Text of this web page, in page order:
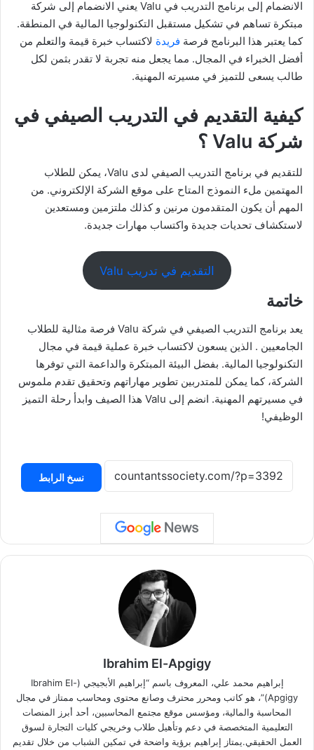
الانضمام إلى برنامج التدريب في Valu يعني الانضمام إلى شركة
مبتكرة تساهم في تشكيل مستقبل التكنولوجيا المالية في المنطقة.
كما يعتبر هذا البرنامج فرصة فريدة لاكتساب خبرة قيمة والتعلم من
أفضل الخبراء في المجال. مما يجعل منه تجربة لا تقدر بثمن لكل
طالب يسعى للتميز في مسيرته المهنية.
كيفية التقديم في التدريب الصيفي في
شركة Valu ؟
للتقديم في برنامج التدريب الصيفي لدى Valu، يمكن للطلاب
المهتمين ملء النموذج المتاح على موقع الشركة الإلكتروني. من
المهم أن يكون المتقدمون مرنين و كذلك ملتزمين ومستعدين
لاستكشاف تحديات جديدة واكتساب مهارات جديدة.
التقديم في تدريب Valu
خاتمة
يعد برنامج التدريب الصيفي في شركة Valu فرصة مثالية للطلاب
الجامعيين . الذين يسعون لاكتساب خبرة عملية قيمة في مجال
التكنولوجيا المالية. بفضل البيئة المبتكرة والداعمة التي توفرها
الشركة، كما يمكن للمتدربين تطوير مهاراتهم وتحقيق تقدم ملموس
في مسيرتهم المهنية. انضم إلى Valu هذا الصيف وابدأ رحلة التميز
الوظيفي!
نسخ الرابط
Ibrahim El-Apgigy
إبراهيم محمد علي، المعروف باسم “إبراهيم الأبجيجي (Ibrahim El-
Apgigy)”، هو كاتب ومحرر محترف وصانع محتوى ومحاسب ممتاز في مجال
المحاسبة والمالية، ومؤسس موقع مجتمع المحاسبين، أحد أبرز المنصات
التعليمية المتخصصة في دعم وتأهيل طلاب وخريجي كليات التجارة لسوق
العمل الحقيقي.يمتاز إبراهيم برؤية واضحة في تمكين الشباب من خلال تقديم